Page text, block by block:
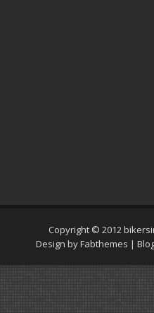
Copyright © 2012
Design byFabthemes |